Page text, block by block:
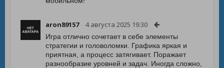
aron89157 4 августа 2025 19:30
Игра отлично сочетает в себе элементы
стратегии и головоломки. Графика яркая и
приятная, а процесс затягивает. Поражает
разнообразие уровней и задач. Иногда сложно,